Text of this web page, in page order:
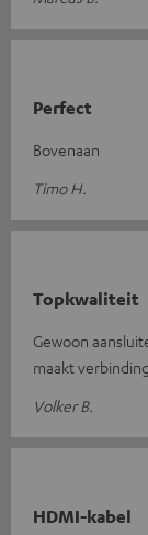
Perfect
Bovenaan
Timo H.
Topkwaliteit
Gewoon
maakt
Volker B.
HDMI-kabel